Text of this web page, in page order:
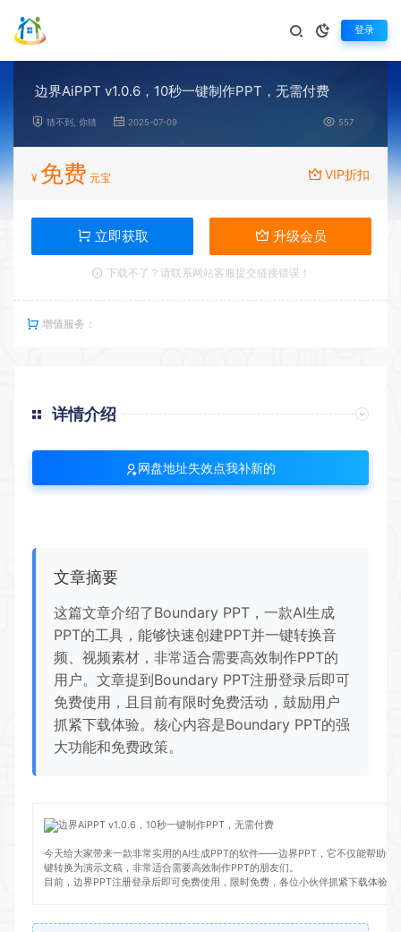
登录
边界AiPPT v1.0.6，10秒一键制作PPT，无需付费
猜不到, 你猜 2025-07-09 557
¥ 免费 元宝 VIP折扣
立即获取 升级会员
下载不了？请联系网站客服提交链接错误！
增值服务：
详情介绍
网盘地址失效点我补新的
文章摘要
这篇文章介绍了Boundary PPT，一款AI生成
PPT的工具，能够快速创建PPT并一键转换音
频、视频素材，非常适合需要高效制作PPT的
用户。文章提到Boundary PPT注册登录后即可
免费使用，且目前有限时免费活动，鼓励用户
抓紧下载体验。核心内容是Boundary PPT的强
大功能和免费政策。
今天给大家带来一款非常实用的AI生成PPT的软件——边界PPT，它不仅能帮助你
键转换为演示文稿，非常适合需要高效制作PPT的朋友们。
目前，边界PPT注册登录后即可免费使用，限时免费，各位小伙伴抓紧下载体验吧